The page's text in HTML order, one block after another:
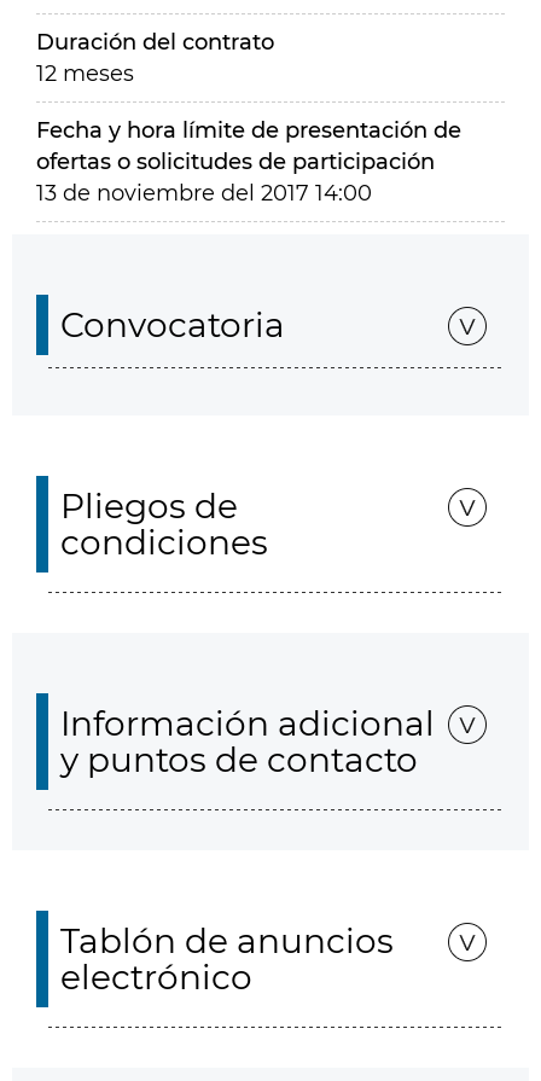
Duración del contrato
12 meses
Fecha y hora límite de presentación de
ofertas o solicitudes de participación
13 de noviembre del 2017 14:00
Convocatoria
Pliegos de
condiciones
Información adicional
y puntos de contacto
Tablón de anuncios
electrónico